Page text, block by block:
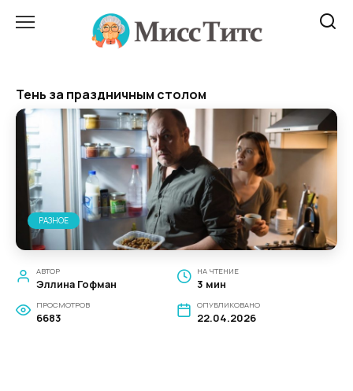
Тень за праздничным столом
РАЗНОЕ
АВТОР
Эллина Гофман
НА ЧТЕНИЕ
3 мин
ПРОСМОТРОВ
6683
ОПУБЛИКОВАНО
22.04.2026